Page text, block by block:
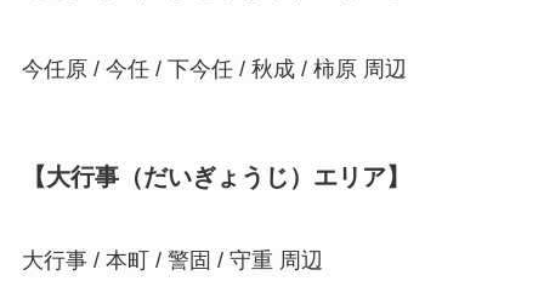
今任原 / 今任 / 下今任 / 秋成 / 柿原 周辺
【大行事（だいぎょうじ）エリア】
大行事 / 本町 / 警固 / 守重 周辺